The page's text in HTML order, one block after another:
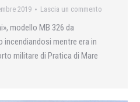
2019 Lascia un commento
modello MB 326 da
mentre era in
militare di Pratica di Mare